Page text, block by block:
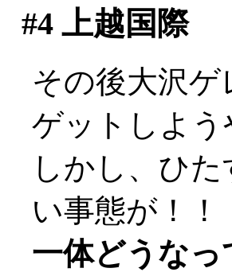
#4上越国際
その後大沢
ゲットしよ
しかし、ひ
い事態が！！
一体どうなっ